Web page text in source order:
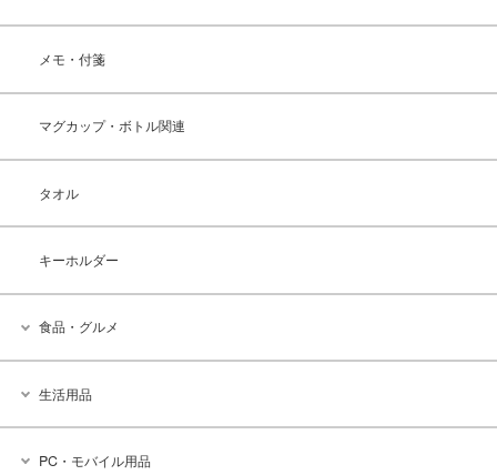
メモ・付箋
マグカップ・ボトル関連
タオル
キーホルダー
食品・グルメ
生活用品
PC・モバイル用品